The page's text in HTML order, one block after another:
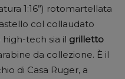
1:16”) rotomartellata
col collaudato
tech sia il grilletto
da collezione. È il
di Casa Ruger, a